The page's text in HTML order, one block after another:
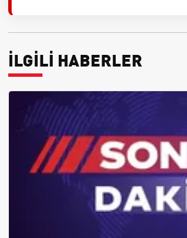
İLGİLİ HABERLER